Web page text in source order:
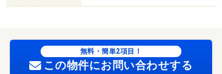
無料・簡単2項目！
この物件にお問い合わせする